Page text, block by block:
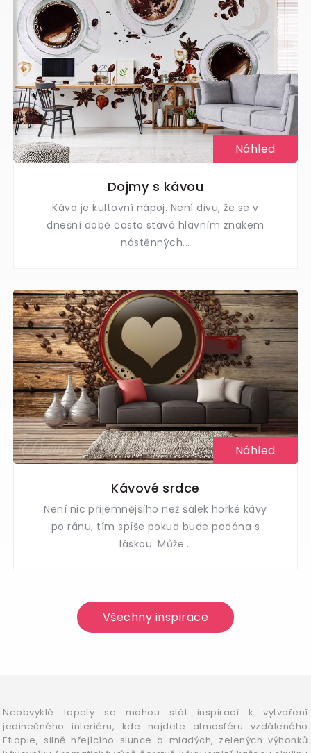
Náhled
Dojmy s kávou
Káva je kultovní nápoj. Není divu, že se v
dnešní době často stává hlavním znakem
nástěnných...
Náhled
Kávové srdce
Není nic příjemnějšího než šálek horké kávy
po ránu, tím spíše pokud bude podána s
láskou. Může...
Všechny inspirace
Neobvyklé tapety se mohou stát inspirací k vytvoření
jedinečného interiéru, kde najdete atmosféru vzdáleného
Etiopie, silně hřejícího slunce a mladých, zelených výhonků